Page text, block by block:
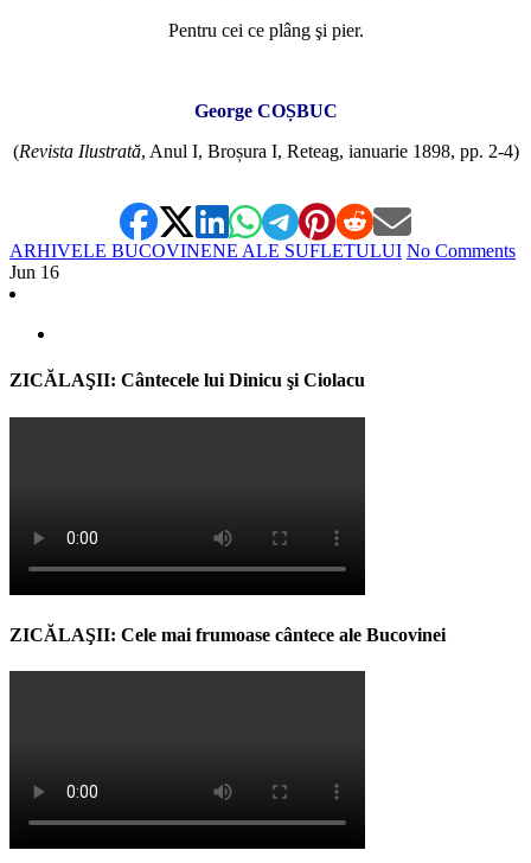
Pentru cei ce plâng şi pier.
George COȘBUC
(Revista Ilustrată, Anul I, Broșura I, Reteag, ianuarie 1898, pp. 2-4)
ARHIVELE BUCOVINENE ALE SUFLETULUI No Comments
Jun 16
ZICĂLAŞII: Cântecele lui Dinicu şi Ciolacu
ZICĂLAŞII: Cele mai frumoase cântece ale Bucovinei